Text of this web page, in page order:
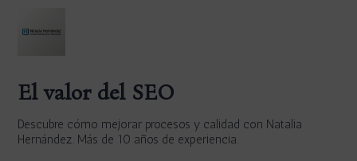
El valor del SEO
Descubre cómo mejorar procesos y calidad con Natalia
Hernández. Más de 10 años de experiencia.